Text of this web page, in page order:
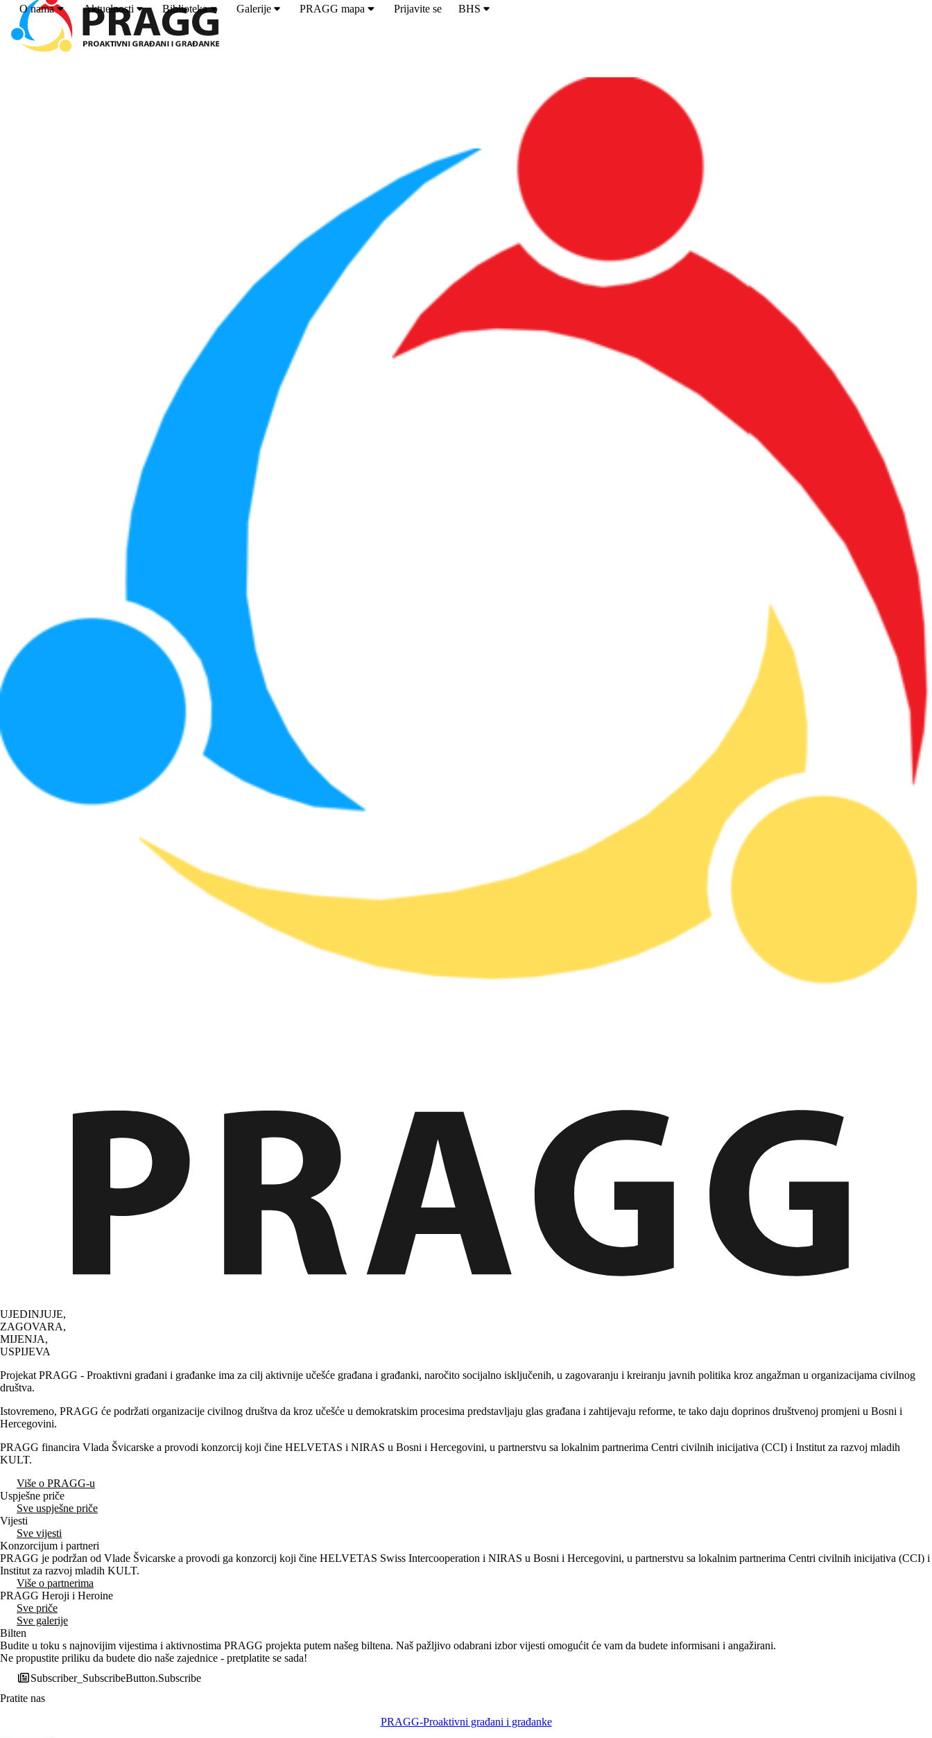
O nama Aktuelnosti Biblioteka Galerije PRAGG mapa Prijavite se BHS
UJEDINJUJE,
ZAGOVARA,
MIJENJA,
USPIJEVA
Projekat PRAGG - Proaktivni građani i građanke ima za cilj aktivnije učešće građana i građanki, naročito socijalno isključenih, u zagovaranju i kreiranju javnih politika kroz angažman u organizacijama civilnog
društva.
Istovremeno, PRAGG će podržati organizacije civilnog društva da kroz učešće u demokratskim procesima predstavljaju glas građana i zahtijevaju reforme, te tako daju doprinos društvenoj promjeni u Bosni i
Hercegovini.
PRAGG financira Vlada Švicarske a provodi konzorcij koji čine HELVETAS i NIRAS u Bosni i Hercegovini, u partnerstvu sa lokalnim partnerima Centri civilnih inicijativa (CCI) i Institut za razvoj mladih
KULT.
Više o PRAGG-u
Uspješne priče
Sve uspješne priče
Vijesti
Sve vijesti
Konzorcijum i partneri
PRAGG je podržan od Vlade Švicarske a provodi ga konzorcij koji čine HELVETAS Swiss Intercooperation i NIRAS u Bosni i Hercegovini, u partnerstvu sa lokalnim partnerima Centri civilnih inicijativa (CCI) i
Institut za razvoj mladih KULT.
Više o partnerima
PRAGG Heroji i Heroine
Sve priče
Sve galerije
Bilten
Budite u toku s najnovijim vijestima i aktivnostima PRAGG projekta putem našeg biltena. Naš pažljivo odabrani izbor vijesti omogućit će vam da budete informisani i angažirani.
Ne propustite priliku da budete dio naše zajednice - pretplatite se sada!
Subscriber_SubscribeButton.Subscribe
Pratite nas
PRAGG-Proaktivni građani i građanke